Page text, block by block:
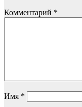
Комментарий *
Имя *